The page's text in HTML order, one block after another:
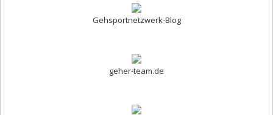
Gehsportnetzwerk-Blog
geher-team.de